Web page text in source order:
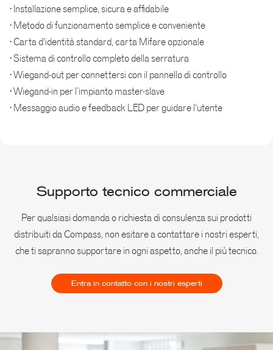
• Installazione semplice, sicura e affidabile
• Metodo di funzionamento semplice e conveniente
• Carta d'identità standard, carta Mifare opzionale
• Sistema di controllo completo della serratura
• Wiegand-out per connettersi con il pannello di controllo
• Wiegand-in per l’impianto master-slave
• Messaggio audio e feedback LED per guidare l'utente
Supporto tecnico commerciale
Per qualsiasi domanda o richiesta di consulenza sui prodotti
distribuiti da Compass, non esitare a contattare i nostri esperti,
che ti sapranno supportare in ogni aspetto, anche il più tecnico.
Entra in contatto con i nostri esperti